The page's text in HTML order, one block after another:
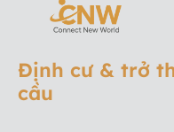
Định cư & trở
cầu